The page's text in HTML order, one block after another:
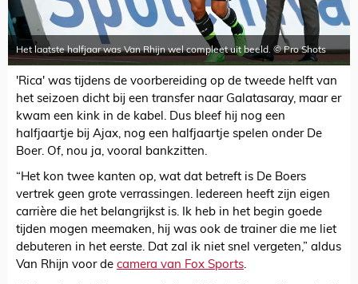
Het laatste halfjaar was Van Rhijn wel compleet uit beeld. © Pro Shots
'Rica' was tijdens de voorbereiding op de tweede helft van
het seizoen dicht bij een transfer naar Galatasaray, maar er
kwam een kink in de kabel. Dus bleef hij nog een
halfjaartje bij Ajax, nog een halfjaartje spelen onder De
Boer. Of, nou ja, vooral bankzitten.
“Het kon twee kanten op, wat dat betreft is De Boers
vertrek geen grote verrassingen. Iedereen heeft zijn eigen
carrière die het belangrijkst is. Ik heb in het begin goede
tijden mogen meemaken, hij was ook de trainer die me liet
debuteren in het eerste. Dat zal ik niet snel vergeten,” aldus
Van Rhijn voor de camera van Fox Sports.